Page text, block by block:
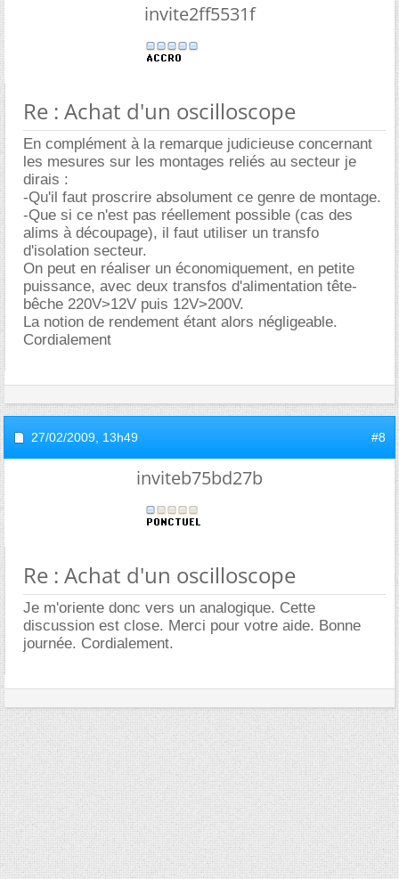
invite2ff5531f
Re : Achat d'un oscilloscope
En complément à la remarque judicieuse concernant
les mesures sur les montages reliés au secteur je
dirais :
-Qu'il faut proscrire absolument ce genre de montage.
-Que si ce n'est pas réellement possible (cas des
alims à découpage), il faut utiliser un transfo
d'isolation secteur.
On peut en réaliser un économiquement, en petite
puissance, avec deux transfos d'alimentation tête-
bêche 220V>12V puis 12V>200V.
La notion de rendement étant alors négligeable.
Cordialement
27/02/2009, 13h49 #8
inviteb75bd27b
Re : Achat d'un oscilloscope
Je m'oriente donc vers un analogique. Cette
discussion est close. Merci pour votre aide. Bonne
journée. Cordialement.